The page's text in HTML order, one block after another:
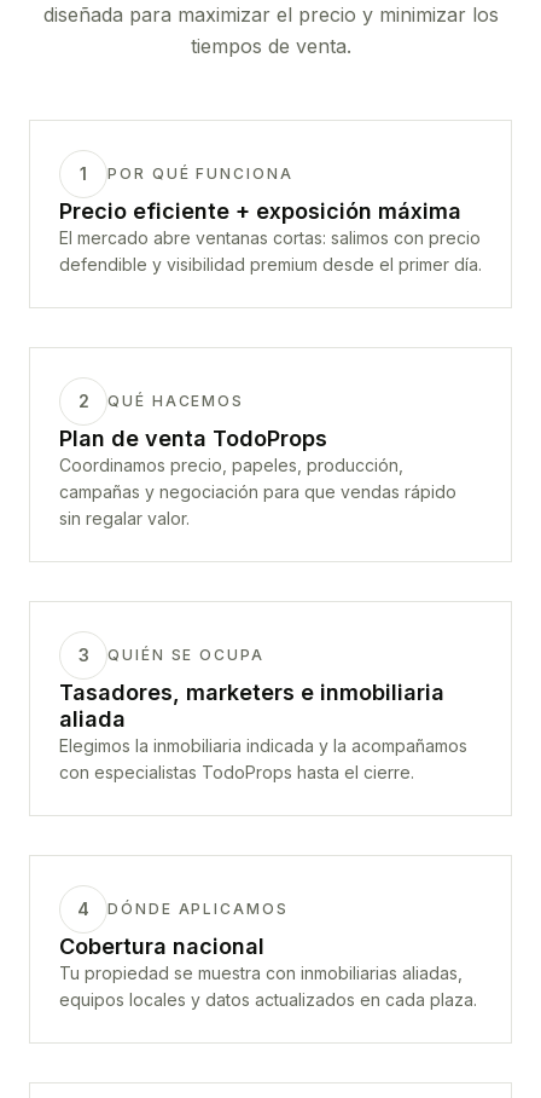
diseñada para maximizar el precio y minimizar los
tiempos de venta.
1 POR QUÉ FUNCIONA
Precio eficiente + exposición máxima
El mercado abre ventanas cortas: salimos con precio
defendible y visibilidad premium desde el primer día.
2 QUÉ HACEMOS
Plan de venta TodoProps
Coordinamos precio, papeles, producción,
campañas y negociación para que vendas rápido
sin regalar valor.
3 QUIÉN SE OCUPA
Tasadores, marketers e inmobiliaria
aliada
Elegimos la inmobiliaria indicada y la acompañamos
con especialistas TodoProps hasta el cierre.
4 DÓNDE APLICAMOS
Cobertura nacional
Tu propiedad se muestra con inmobiliarias aliadas,
equipos locales y datos actualizados en cada plaza.